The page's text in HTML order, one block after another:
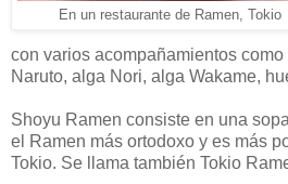
En un restaurante de Ramen, Tokio
con varios acompañamientos
Naruto, alga Nori, alga Wakame,
Shoyu Ramen consiste en una
el Ramen más ortodoxo y es más
Tokio. Se llama también Tokio